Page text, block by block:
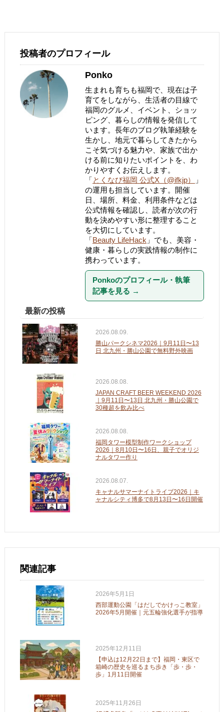
投稿者のプロフィール
Ponko
生まれも育ちも福岡で、現在は子
育てをしながら、生活者の目線で
福岡のグルメ、イベント、ショッ
ピング、暮らしの情報を発信して
います。長年のブログ執筆経験を
生かし、地元で暮らしてきたから
こそ気づける魅力や、家族で出か
ける前に知りたいポイントを、わ
かりやすくお伝えします。
「とくなび福岡 公式X（@ifkjp）
」
の運用も担当しています。開催
日、場所、料金、利用条件などは
公式情報を確認し、読者が次の行
動を決めやすい形に整理すること
を大切にしています。
「Beauty LifeHack 」でも、美容・
健康・暮らしの実践情報の制作に
携わっています。
Ponkoのプロフィール・執筆
記事を見る →
最新の投稿
2026.08.09.
勝山パークシネマ2026｜9月11日〜13
日 北九州・勝山公園で無料野外映画
2026.08.08.
JAPAN CRAFT BEER WEEKEND 2026
｜9月11日〜13日 北九州・勝山公園で
30種超を飲み比べ
2026.08.08.
福岡タワー模型制作ワークショップ
2026｜8月10日〜16日、親子でオリジ
ナルタワー作り
2026.08.07.
キャナルサマーナイトライブ2026｜キ
ャナルシティ博多で8月13日〜16日開催
関連記事
2026年5月1日
西部運動公園「はだしでかけっこ教室」
2026年5月開催｜元五輪強化選手が指導
2025年12月11日
【申込は12月22日まで】福岡・東区で
箱崎の歴史を巡るまち歩き「歩・歩・
歩」1月11日開催
2025年11月26日